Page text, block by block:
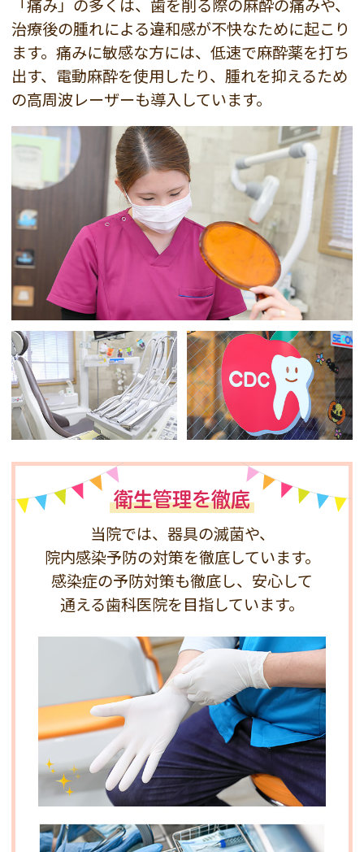
「痛み」の多くは、歯を削る際の麻酔の痛みや、
治療後の腫れによる違和感が不快なために起こり
ます。痛みに敏感な方には、低速で麻酔薬を打ち
出す、電動麻酔を使用したり、腫れを抑えるため
の高周波レーザーも導入しています。
衛生管理を徹底
当院では、器具の滅菌や、
院内感染予防の対策を徹底しています。
感染症の予防対策も徹底し、安心して
通える歯科医院を目指しています。